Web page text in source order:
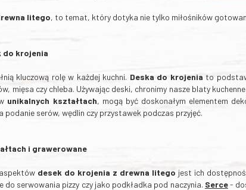
litego, to temat, który dotyka nie tylko miłośników
do krojenia
kluczową rolę w każdej kuchni. Deska do krojenia to
mięsa czy chleba. Używając deski, chronimy nasze blaty
unikalnych kształtach, mogą być doskonałym elementem
podanie serów, wędlin czy przystawek podczas przyjęć.
i grawerowane
desek do krojenia z drewna litego jest ich
do serwowania pizzy czy jako podkładka pod naczynia. Serce-